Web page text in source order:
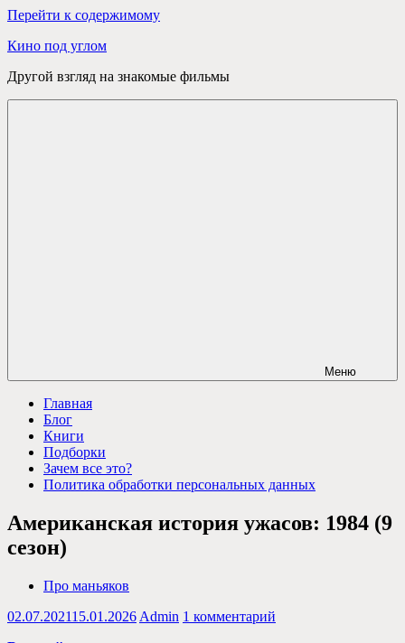
Перейти к содержимому
Кино под углом
Другой взгляд на знакомые фильмы
Меню
Главная
Блог
Книги
Подборки
Зачем все это?
Политика обработки персональных данных
Американская история ужасов: 1984 (9
сезон)
Про маньяков
02.07.202115.01.2026 Admin 1 комментарий